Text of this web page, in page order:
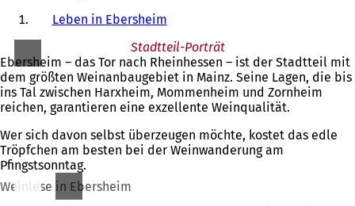
Leben in Ebersheim
Stadtteil-Porträt
Ebersheim – das Tor nach Rheinhessen – ist der Stadtteil mit
dem größten Weinanbaugebiet in Mainz. Seine Lagen, die bis
ins Tal zwischen Harxheim, Mommenheim und Zornheim
reichen, garantieren eine exzellente Weinqualität.
Wer sich davon selbst überzeugen möchte, kostet das edle
Tröpfchen am besten bei der Weinwanderung am
Pfingstsonntag.
Weinlese in Ebersheim